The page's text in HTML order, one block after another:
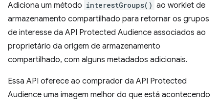
Adiciona um método interestGroups() ao worklet de
armazenamento compartilhado para retornar os grupos
de interesse da API Protected Audience associados ao
proprietário da origem de armazenamento
compartilhado, com alguns metadados adicionais.
Essa API oferece ao comprador da API Protected
Audience uma imagem melhor do que está acontecendo